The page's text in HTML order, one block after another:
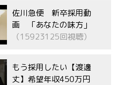
佐川急便 新卒採用動
画 「あなたの味方」
（15923125回視聴）
もう採用したい【渡邊
丈】希望年収450万円